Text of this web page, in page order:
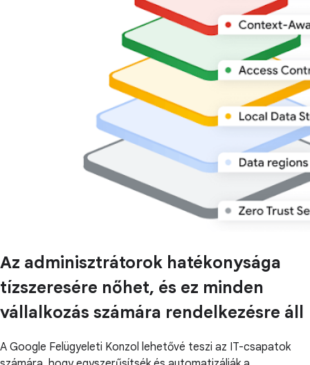
Az adminisztrátorok hatékonysága
tízszeresére nőhet, és ez minden
vállalkozás számára rendelkezésre áll
A Google Felügyeleti Konzol lehetővé teszi az IT-csapatok